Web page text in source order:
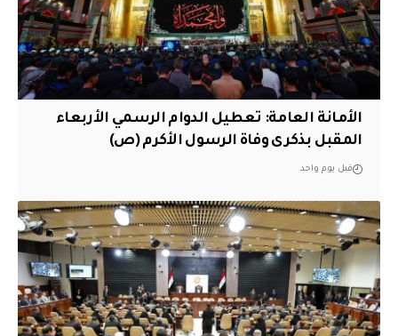
الأمانة العامة: تعطيل الدوام الرسمي الأربعاء
المقبل بذكرى وفاة الرسول الأكرم (ص)
قبل يوم واحد